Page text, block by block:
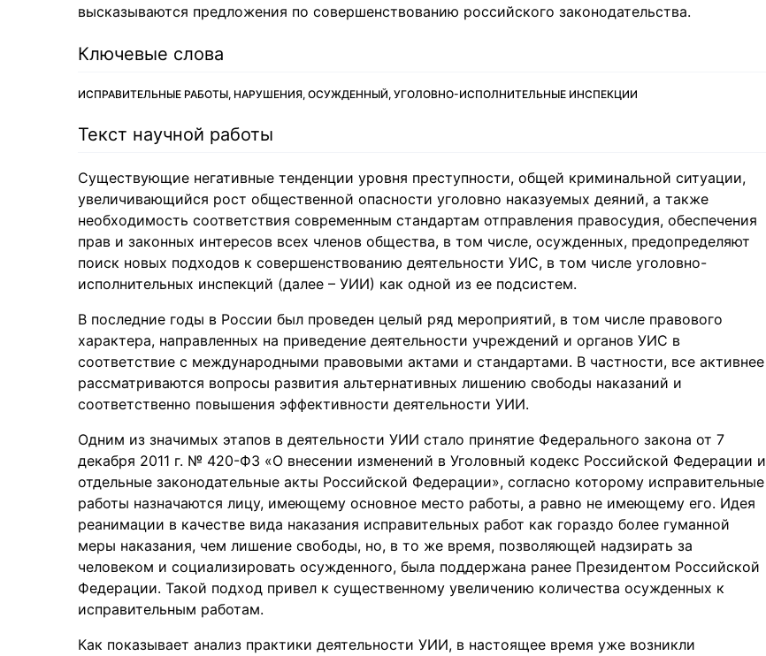
высказываются предложения по совершенствованию российского законодательства.
Ключевые слова
ИСПРАВИТЕЛЬНЫЕ РАБОТЫ, НАРУШЕНИЯ, ОСУЖДЕННЫЙ, УГОЛОВНО-ИСПОЛНИТЕЛЬНЫЕ ИНСПЕКЦИИ
Текст научной работы
Существующие негативные тенденции уровня преступности, общей криминальной ситуации,
увеличивающийся рост общественной опасности уголовно наказуемых деяний, а также
необходимость соответствия современным стандартам отправления правосудия, обеспечения
прав и законных интересов всех членов общества, в том числе, осужденных, предопределяют
поиск новых подходов к совершенствованию деятельности УИС, в том числе уголовно-
исполнительных инспекций (далее – УИИ) как одной из ее подсистем.
В последние годы в России был проведен целый ряд мероприятий, в том числе правового
характера, направленных на приведение деятельности учреждений и органов УИС в
соответствие с международными правовыми актами и стандартами. В частности, все активнее
рассматриваются вопросы развития альтернативных лишению свободы наказаний и
соответственно повышения эффективности деятельности УИИ.
Одним из значимых этапов в деятельности УИИ стало принятие Федерального закона от 7
декабря 2011 г. № 420-ФЗ «О внесении изменений в Уголовный кодекс Российской Федерации и
отдельные законодательные акты Российской Федерации», согласно которому исправительные
работы назначаются лицу, имеющему основное место работы, а равно не имеющему его. Идея
реанимации в качестве вида наказания исправительных работ как гораздо более гуманной
меры наказания, чем лишение свободы, но, в то же время, позволяющей надзирать за
человеком и социализировать осужденного, была поддержана ранее Президентом Российской
Федерации. Такой подход привел к существенному увеличению количества осужденных к
исправительным работам.
Как показывает анализ практики деятельности УИИ, в настоящее время уже возникли